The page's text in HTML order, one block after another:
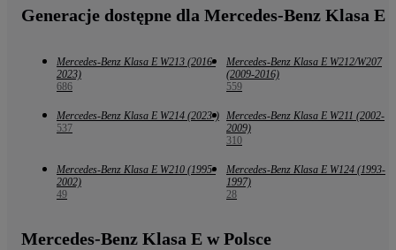
Generacje dostępne dla Mercedes-Benz Klasa E
Mercedes-Benz Klasa E W213 (2016-
2023)
686
Mercedes-Benz Klasa E W212/W207
(2009-2016)
559
Mercedes-Benz Klasa E W214 (2023-)
537
Mercedes-Benz Klasa E W211 (2002-
2009)
310
Mercedes-Benz Klasa E W210 (1995-
2002)
49
Mercedes-Benz Klasa E W124 (1993-
1997)
28
Mercedes-Benz Klasa E w Polsce